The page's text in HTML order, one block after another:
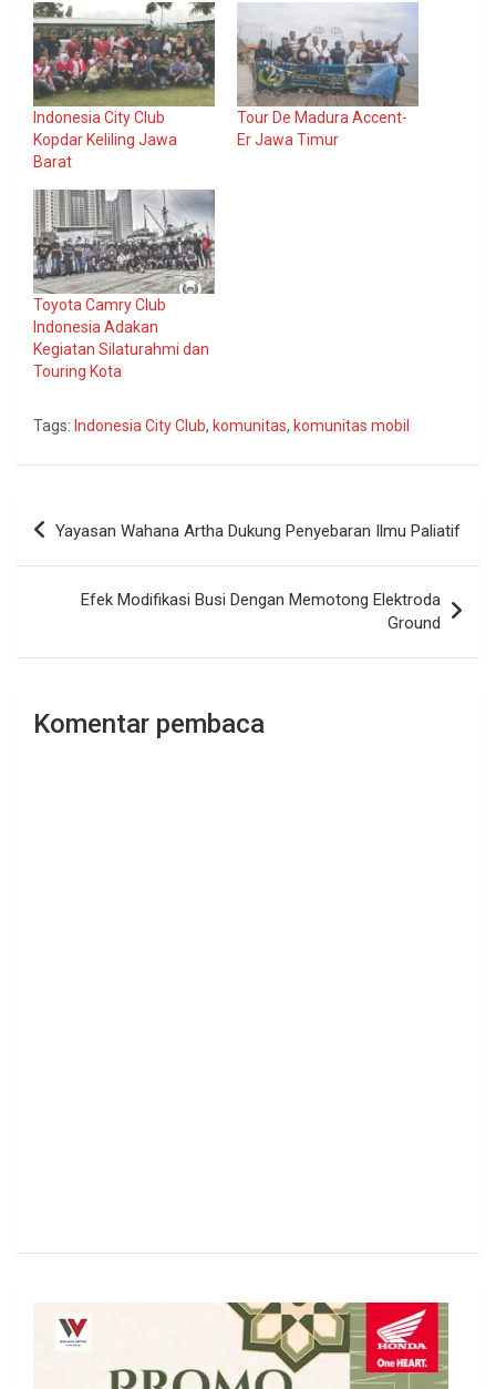
Indonesia City Club
Kopdar Keliling Jawa
Barat
Tour De Madura Accent-
Er Jawa Timur
Toyota Camry Club
Indonesia Adakan
Kegiatan Silaturahmi dan
Touring Kota
Tags: Indonesia City Club, komunitas, komunitas mobil
Navigasi
pos
Yayasan Wahana Artha Dukung Penyebaran Ilmu Paliatif
Efek Modifikasi Busi Dengan Memotong Elektroda
Ground
Komentar pembaca